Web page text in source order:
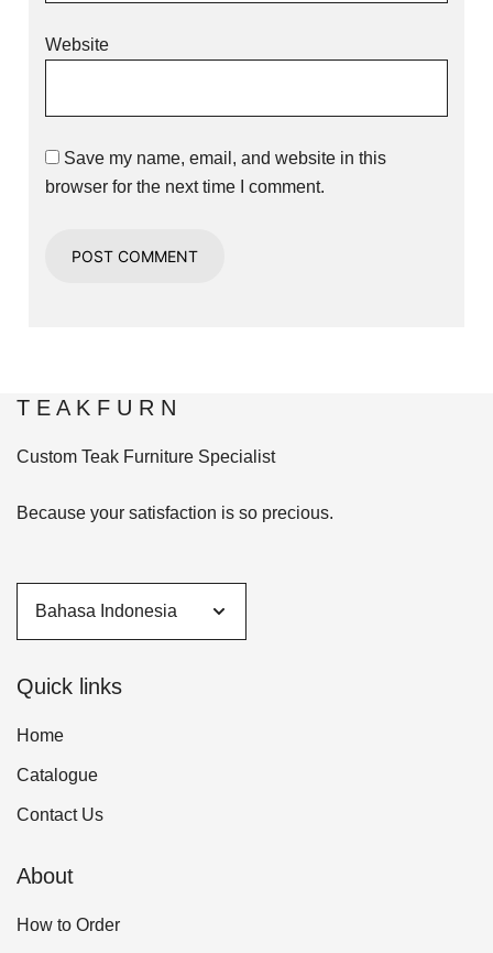
Website
Save my name, email, and website in this
browser for the next time I comment.
T E A K F U R N
Custom Teak Furniture Specialist
Because your satisfaction is so precious.
Quick links
Home
Catalogue
Contact Us
About
How to Order